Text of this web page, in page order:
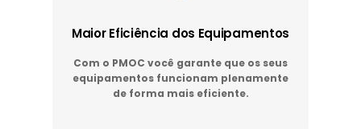
Maior Eficiência dos Equipamentos
Com o PMOC você garante que os seus
equipamentos funcionam plenamente
de forma mais eficiente.